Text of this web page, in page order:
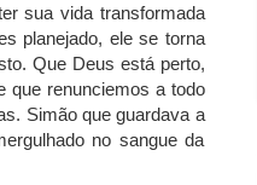
sua vida transformada
planejado, ele se torna
Que Deus está perto,
que renunciemos a todo
Simão que guardava a
no sangue da